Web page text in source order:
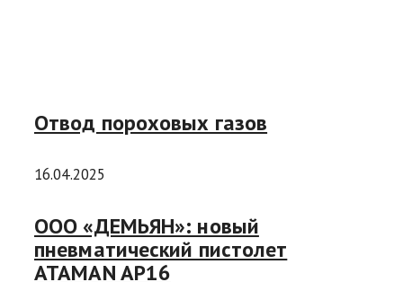
Отвод пороховых газов
16.04.2025
ООО «ДЕМЬЯН»: новый
пневматический пистолет
ATAMAN AP16